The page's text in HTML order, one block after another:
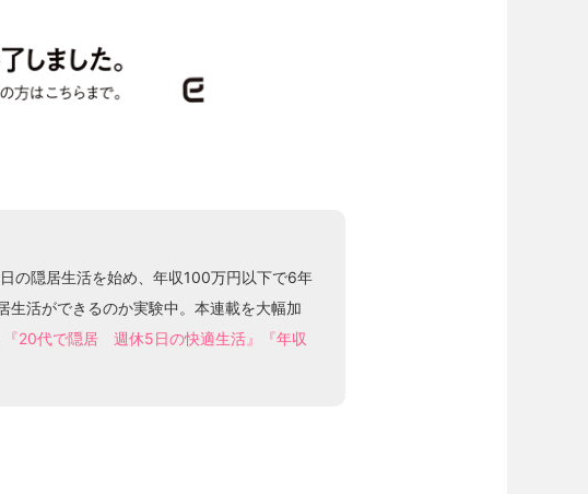
の隠居生活を始め、年収100万円以下で6年
生活ができるのか実験中。本連載を大幅加
『20代で隠居 週休5日の快適生活』
『年収